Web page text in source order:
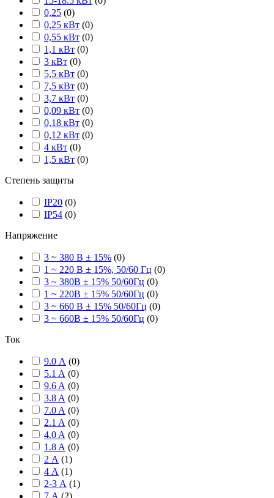
0,25 (0)
0,25 кВт (0)
0,55 кВт (0)
1,1 кВт (0)
3 кВт (0)
5,5 кВт (0)
7,5 кВт (0)
3,7 кВт (0)
0,09 кВт (0)
0,18 кВт (0)
0,12 кВт (0)
4 кВт (0)
1,5 кВт (0)
Степень защиты
IP20 (0)
IP54 (0)
Напряжение
3 ~ 380 В ± 15% (0)
1 ~ 220 В ± 15%, 50/60 Гц (0)
3 ~ 380В ± 15% 50/60Гц (0)
1 ~ 220В ± 15% 50/60Гц (0)
3 ~ 660 В ± 15% 50/60Гц (0)
3 ~ 660В ± 15% 50/60Гц (0)
Ток
9.0 А (0)
5.1 A (0)
9.6 A (0)
3.8 A (0)
7.0 A (0)
2.1 A (0)
4.0 A (0)
1.8 A (0)
2 А (1)
4 А (1)
2-3 А (1)
7 А (2)